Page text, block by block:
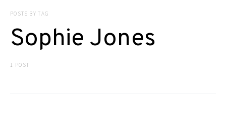
POSTS BY TAG
Sophie Jones
1 POST